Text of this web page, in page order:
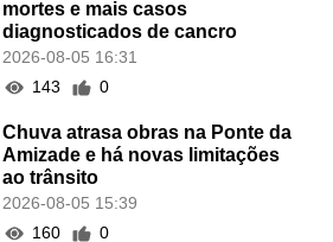
mortes e mais casos
diagnosticados de cancro
2026-08-05 16:31
143
0
Chuva atrasa obras na Ponte da
Amizade e há novas limitações
ao trânsito
2026-08-05 15:39
160
0